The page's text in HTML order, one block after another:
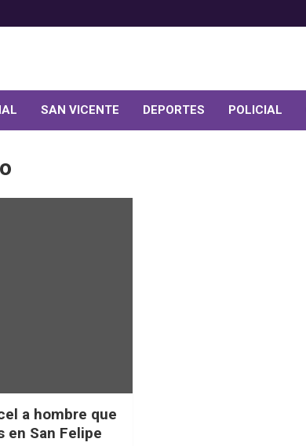
comuna
SAN VICENTE DEPORTES POLICIAL
a hombre que
en San Felipe